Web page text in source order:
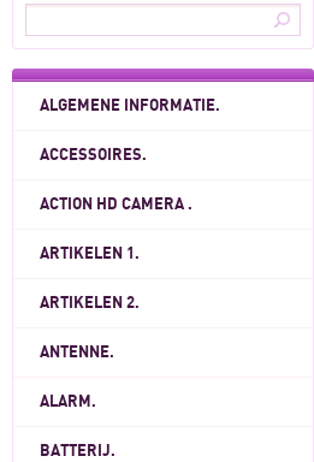
ALGEMENE INFORMATIE.
ACCESSOIRES.
ACTION HD CAMERA .
ARTIKELEN 1.
ARTIKELEN 2.
ANTENNE.
ALARM.
BATTERIJ.